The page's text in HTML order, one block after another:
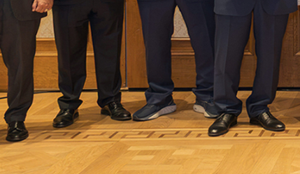
Ετήσια Τακτική Γενική Συνέλευση 2026
ΠΕΡΙΣΣΟΤΕΡΑ